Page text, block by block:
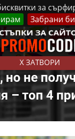
за
Забрани
X ЗАТВОРИ
6 Август, 2026
не
– топ 4